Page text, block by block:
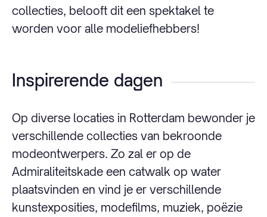
collecties, belooft dit een spektakel te
worden voor alle modeliefhebbers!
Inspirerende dagen
Op diverse locaties in Rotterdam bewonder je
verschillende collecties van bekroonde
modeontwerpers. Zo zal er op de
Admiraliteitskade een catwalk op water
plaatsvinden en vind je er verschillende
kunstexposities, modefilms, muziek, poëzie